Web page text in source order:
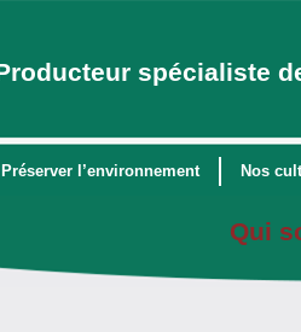
spécialiste
Qui
Préserver l’environnement Nos